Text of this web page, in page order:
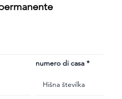
numero di casa